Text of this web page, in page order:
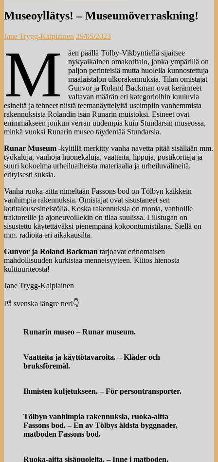
Museoyllätys! – Museumöverraskning!
Jane Trygg-Kaipiainen 29/05/2023
M
äen päällä Tölby-Vikbyntiellä sijaitsee
nykyaikainen omakotitalo, jonka ympärillä on
paljon perinteisiä mutta huolella kunnostettuja
maalaistalon ulkorakennuksia. Tilan omistajat
Gunvor ja Roland Backman ovat keränneet
valtavan määrän eri kategorioihin kuuluvia
esineitä ja tehneet niistä teemanäyttelyitä useimpiin vanhemmista
rakennuksista Rolandin isän Runarin muistoksi. Esineet ovat
enimmäkseen jonkun verran uudempia kuin Stundarsin museossa,
minkä vuoksi Runarin museo täydentää Stundarsia.
Runar Museum -kyltillä merkitty vanha navetta pitää sisällään mm.
työkaluja, vanhoja huonekaluja, vaatteita, lippuja, postikortteja ja
suuri kokoelma urheiluaiheista materiaalia ja urheiluvälineitä,
erityisesti suksia.
Vanha ruoka-aitta nimeltään Fassons bod on Tölbyn kaikkein
vanhimpia rakennuksia. Omistajat ovat sisustaneet sen
kotitalousesineistöllä. Koska rakennuksia on monia, vanhoille
traktoreille ja ajoneuvoillekin on tilaa suulissa. Lillstugan on
sisustettu käytettäväksi pienempänä kokoontumistilana. Siellä on
mm. radioita eri aikakausilta.
Gunvor ja Roland Backman tarjoavat erinomaisen
mahdollisuuden kurkistaa menneisyyteen. Kiitos hienosta
kulttuuriteosta!
Jane Trygg-Kaipiainen
På svenska längre ner!👇
Runarin museo – Runar museum.
Vaatteita ja käyttötavaroita. – Kläder och
bruksföremål.
Ihmisten kuljetukseen. – För persontransporter.
Tölbyn vanhimpia rakennuksia, ruoka-aitta
Fassons bod. – En av Tölbys äldsta byggnader,
matboden Fassons bod.
Ruoka-aitta sisäpuolelta. – Inne i matboden.